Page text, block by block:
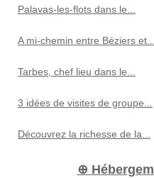
Palavas-les-flots dans le...
A mi-chemin entre Béziers et...
Tarbes, chef lieu dans le...
3 idées de visites de groupe...
Découvrez la richesse de la...
⊕